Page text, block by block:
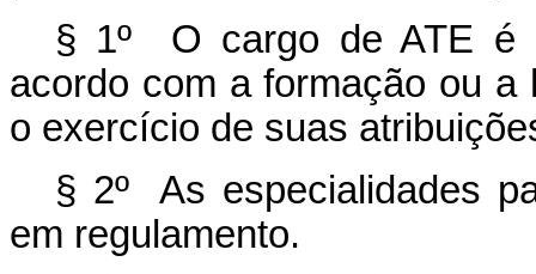
§ 1º O cargo de ATE é
acordo com a formação ou a
o exercício de suas
§ 2º As especialidades
em regulamento.